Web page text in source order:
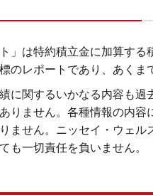
」は特約積立金に加算す
のレポートであり、あくま
に関するいかなる内容も
りません。各種情報の内
ません。ニッセイ・ウェ
も一切責任を負いません。